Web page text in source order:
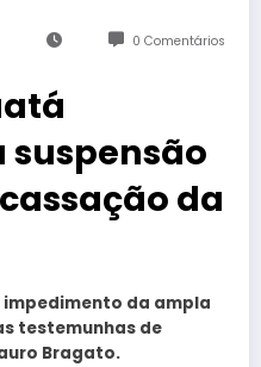
0 Comentários
da
da ampla
testemunhas de
Bragato.